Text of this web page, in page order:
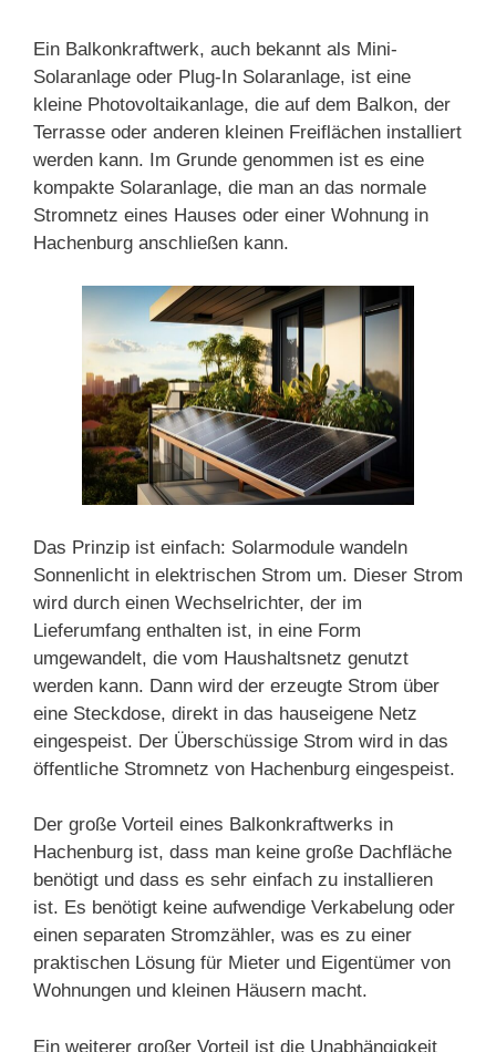
Ein Balkonkraftwerk, auch bekannt als Mini-
Solaranlage oder Plug-In Solaranlage, ist eine
kleine Photovoltaikanlage, die auf dem Balkon, der
Terrasse oder anderen kleinen Freiflächen installiert
werden kann. Im Grunde genommen ist es eine
kompakte Solaranlage, die man an das normale
Stromnetz eines Hauses oder einer Wohnung in
Hachenburg anschließen kann.
Das Prinzip ist einfach: Solarmodule wandeln
Sonnenlicht in elektrischen Strom um. Dieser Strom
wird durch einen Wechselrichter, der im
Lieferumfang enthalten ist, in eine Form
umgewandelt, die vom Haushaltsnetz genutzt
werden kann. Dann wird der erzeugte Strom über
eine Steckdose, direkt in das hauseigene Netz
eingespeist. Der Überschüssige Strom wird in das
öffentliche Stromnetz von Hachenburg eingespeist.
Der große Vorteil eines Balkonkraftwerks in
Hachenburg ist, dass man keine große Dachfläche
benötigt und dass es sehr einfach zu installieren
ist. Es benötigt keine aufwendige Verkabelung oder
einen separaten Stromzähler, was es zu einer
praktischen Lösung für Mieter und Eigentümer von
Wohnungen und kleinen Häusern macht.
Ein weiterer großer Vorteil ist die Unabhängigkeit